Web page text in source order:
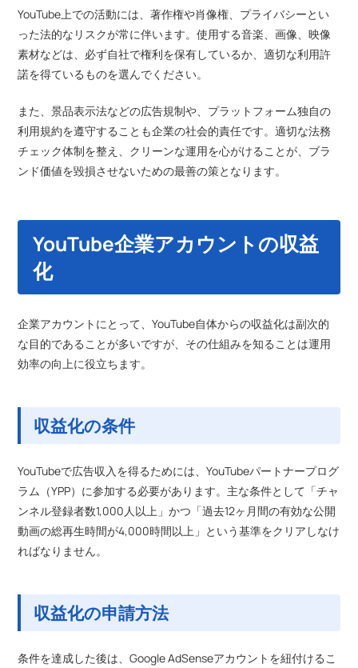
YouTube上での活動には、著作権や肖像権、プライバシーとい
った法的なリスクが常に伴います。使用する音楽、画像、映像
素材などは、必ず自社で権利を保有しているか、適切な利用許
諾を得ているものを選んでください。
また、景品表示法などの広告規制や、プラットフォーム独自の
利用規約を遵守することも企業の社会的責任です。適切な法務
チェック体制を整え、クリーンな運用を心がけることが、ブラ
ンド価値を毀損させないための最善の策となります。
YouTube企業アカウントの収益
化
企業アカウントにとって、YouTube自体からの収益化は副次的
な目的であることが多いですが、その仕組みを知ることは運用
効率の向上に役立ちます。
収益化の条件
YouTubeで広告収入を得るためには、YouTubeパートナープログ
ラム（YPP）に参加する必要があります。主な条件として「チャ
ンネル登録者数1,000人以上」かつ「過去12ヶ月間の有効な公開
動画の総再生時間が4,000時間以上」という基準をクリアしなけ
ればなりません。
収益化の申請方法
条件を達成した後は、Google AdSenseアカウントを紐付けるこ